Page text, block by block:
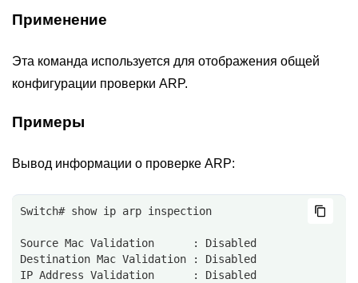
Применение
Эта команда используется для отображения общей
конфигурации проверки ARP.
Примеры
Вывод информации о проверке ARP:
Switch# show ip arp inspection
Source Mac Validation      : Disabled
Destination Mac Validation : Disabled
IP Address Validation      : Disabled